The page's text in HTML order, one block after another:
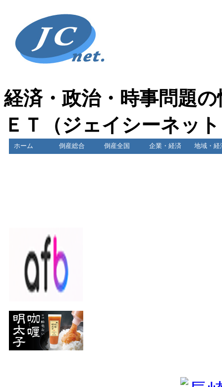
経済・政治・時事問題
ＥＴ（ジェイシーネッ
ホーム 倒産総合 倒産全国 企業・経済 地域・経